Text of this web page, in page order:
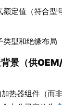
额定值（符合型
类型和绝缘布局
景（供
热器组件（而